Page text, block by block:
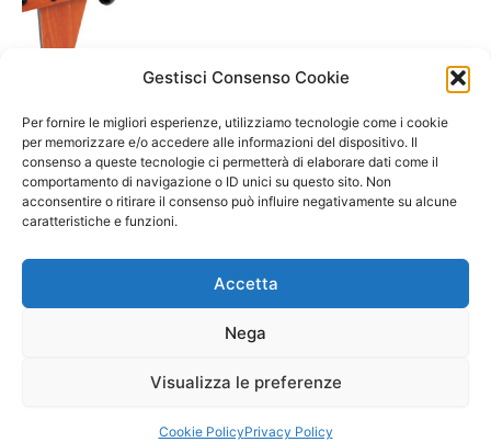
Gestisci Consenso Cookie
Per fornire le migliori esperienze, utilizziamo tecnologie come i cookie
per memorizzare e/o accedere alle informazioni del dispositivo. Il
consenso a queste tecnologie ci permetterà di elaborare dati come il
comportamento di navigazione o ID unici su questo sito. Non
acconsentire o ritirare il consenso può influire negativamente su alcune
caratteristiche e funzioni.
Accetta
Nega
Visualizza le preferenze
Cookie PolicyPrivacy Policy
Biliardino in legno- Natura.
small foot
67,90€
Aggiungi al carrello
Copyright © 2026 Il Gatto Blu Giochi educativi Montessori e